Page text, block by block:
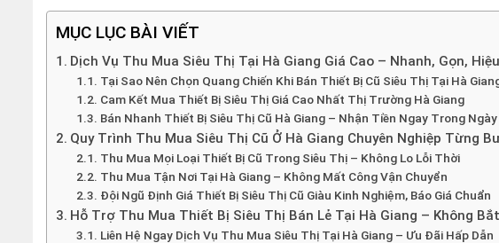
MỤC LỤC BÀI VIẾT
Dịch Vụ Thu Mua Siêu Thị Tại Hà Giang Giá Cao – Nhanh, Gọn,
Tại Sao Nên Chọn Quang Chiến Khi Bán Thiết Bị Cũ Siêu Thị Tại Hà
Cam Kết Mua Thiết Bị Siêu Thị Giá Cao Nhất Thị Trường Hà Giang
Bán Nhanh Thiết Bị Siêu Thị Cũ Hà Giang – Nhận Tiền Ngay Trong Ngày
Quy Trình Thu Mua Siêu Thị Cũ Ở Hà Giang Chuyên Nghiệp Từng
Thu Mua Mọi Loại Thiết Bị Cũ Trong Siêu Thị – Không Lo Lỗi Thời
Thu Mua Tận Nơi Tại Hà Giang – Không Mất Công Vận Chuyển
Đội Ngũ Định Giá Thiết Bị Siêu Thị Cũ Giàu Kinh Nghiệm, Báo Giá Chuẩn
Hỗ Trợ Thu Mua Thiết Bị Siêu Thị Bán Lẻ Tại Hà Giang – Không
Liên Hệ Ngay Dịch Vụ Thu Mua Siêu Thị Tại Hà Giang – Ưu Đãi Hấp Dẫn